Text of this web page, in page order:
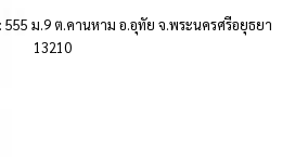
ม.9 ต.คานหาม อ.อุทัย จ.พระนครศรีอยุธยา
13210